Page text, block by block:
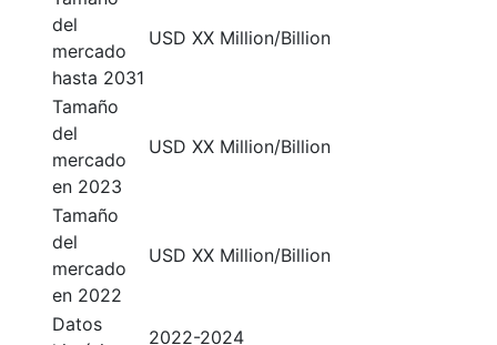
del
mercado
hasta 2031
USD XX Million/Billion
Tamaño
del
mercado
en 2023
USD XX Million/Billion
Tamaño
del
mercado
en 2022
USD XX Million/Billion
Datos
2022-2024